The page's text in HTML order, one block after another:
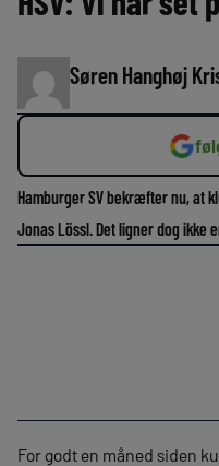
Søren Hanghøj
Hamburger SV bekræfter nu, at
Jonas Lössl. Det ligner dog ikke
For godt en måned siden